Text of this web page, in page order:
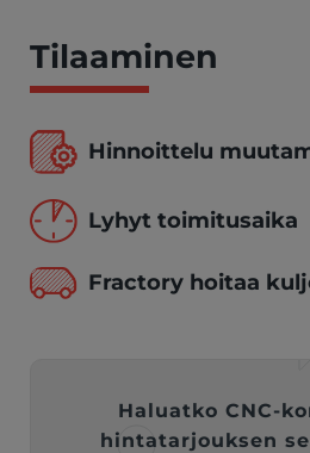
Tilaaminen
Hinnoittelu
Lyhyt toimitusaika
Fractory hoitaa
Haluatko CNC-
hintatarjouksen